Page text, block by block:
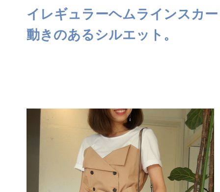
イレギュラーヘムラインスカ
動きのあるシルエット。